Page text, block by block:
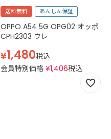
送料無料 あんしん保証
OPPO A54 5G OPG02 オッポ
CPH2303 ウレ
¥1,480税込
会員特別価格 ¥1,406税込